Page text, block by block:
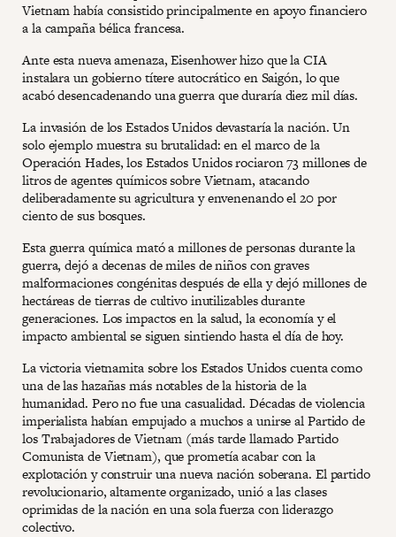
Vietnam había consistido principalmente en apoyo financiero
a la campaña bélica francesa.
Ante esta nueva amenaza, Eisenhower hizo que la CIA
instalara un gobierno títere autocrático en Saigón, lo que
acabó desencadenando una guerra que duraría diez mil días.
La invasión de los Estados Unidos devastaría la nación. Un
solo ejemplo muestra su brutalidad: en el marco de la
Operación Hades, los Estados Unidos rociaron 73 millones de
litros de agentes químicos sobre Vietnam, atacando
deliberadamente su agricultura y envenenando el 20 por
ciento de sus bosques.
Esta guerra química mató a millones de personas durante la
guerra, dejó a decenas de miles de niños con graves
malformaciones congénitas después de ella y dejó millones de
hectáreas de tierras de cultivo inutilizables durante
generaciones. Los impactos en la salud, la economía y el
impacto ambiental se siguen sintiendo hasta el día de hoy.
La victoria vietnamita sobre los Estados Unidos cuenta como
una de las hazañas más notables de la historia de la
humanidad. Pero no fue una casualidad. Décadas de violencia
imperialista habían empujado a muchos a unirse al Partido de
los Trabajadores de Vietnam (más tarde llamado Partido
Comunista de Vietnam), que prometía acabar con la
explotación y construir una nueva nación soberana. El partido
revolucionario, altamente organizado, unió a las clases
oprimidas de la nación en una sola fuerza con liderazgo
colectivo.